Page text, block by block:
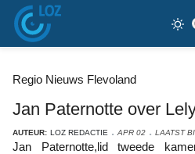
Regio Nieuws Flevoland
Jan Paternotte over
AUTEUR: LOZ REDACTIE APR 02 LAATST
Jan Paternotte,lid tweede kamer voor D66 was 1 april